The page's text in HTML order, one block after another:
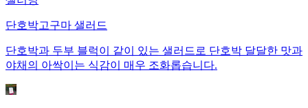
단호박고구마 샐러드
단호박과 두부 블럭이 같이 있는 샐러드로 단호박 달달한 맛과
야채의 아싹이는 식감이 매우 조화롭습니다.